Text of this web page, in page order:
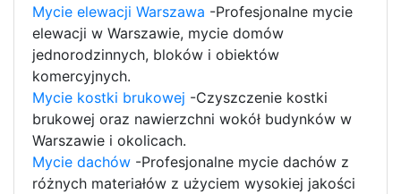
Mycie elewacji Warszawa -Profesjonalne mycie
elewacji w Warszawie, mycie domów
jednorodzinnych, bloków i obiektów
komercyjnych.
Mycie kostki brukowej -Czyszczenie kostki
brukowej oraz nawierzchni wokół budynków w
Warszawie i okolicach.
Mycie dachów -Profesjonalne mycie dachów z
różnych materiałów z użyciem wysokiej jakości